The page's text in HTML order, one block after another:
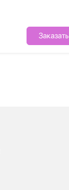
Заказать